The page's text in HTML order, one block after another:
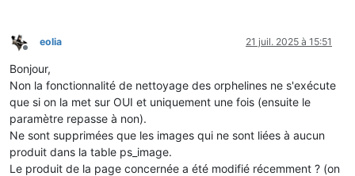
Hors-ligne
eolia 21 juil. 2025 à 15:51
Bonjour,
Non la fonctionnalité de nettoyage des orphelines ne s'exécute
que si on la met sur OUI et uniquement une fois (ensuite le
paramètre repasse à non).
Ne sont supprimées que les images qui ne sont liées à aucun
produit dans la table ps_image.
Le produit de la page concernée a été modifié récemment ? (on